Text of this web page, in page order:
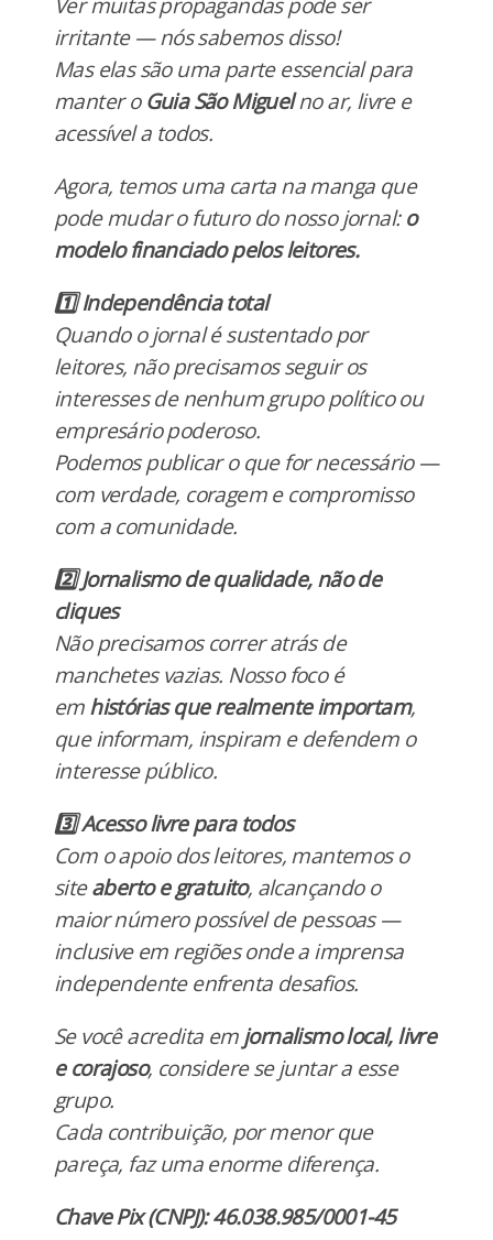
irritante — nós sabemos disso!
Mas elas são uma parte essencial para
manter oGuia São Miguelno ar, livre e
acessível a todos.
Agora, temos uma carta na manga que
pode mudar o futuro do nosso jornal:o
modelo financiado pelos leitores.
1️⃣ Independência total
Quando o jornal é sustentado por
leitores, não precisamos seguir os
interesses de nenhum grupo político ou
empresário poderoso.
Podemos publicar o que for necessário —
com verdade, coragem e compromisso
com a comunidade.
2️⃣ Jornalismo de qualidade, não de
cliques
Não precisamos correr atrás de
manchetes vazias. Nosso foco é
emhistórias que realmente importam,
que informam, inspiram e defendem o
interesse público.
3️⃣ Acesso livre para todos
Com o apoio dos leitores, mantemos o
siteaberto e gratuito, alcançando o
maior número possível de pessoas —
inclusive em regiões onde a imprensa
independente enfrenta desafios.
Se você acredita emjornalismo local, livre
e corajoso, considere se juntar a esse
grupo.
Cada contribuição, por menor que
pareça, faz uma enorme diferença.
Chave Pix (CNPJ): 46.038.985/0001-45